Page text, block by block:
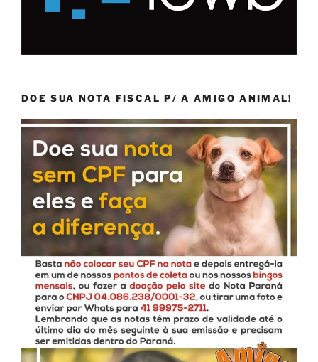
DOE SUA NOTA FISCAL P/ A AMIGO ANIMAL!